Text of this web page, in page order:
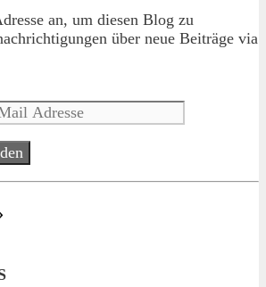
an, um diesen Blog zu
über neue Beiträge via